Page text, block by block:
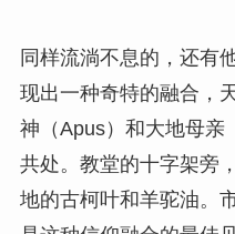
同样流淌不息的，还有
现出一种奇特的融合，
神（Apus）和大地母亲
共处。教堂的十字架旁
地的古柯叶和羊驼油。